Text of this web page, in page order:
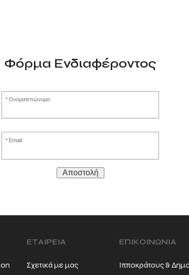
Φόρμα Ενδιαφέροντος
Ονοματεπώνυμο:
Email:
Αποστολή
ΕΤΑΙΡΕΙΑ
Σχετικά με μας
ΕΠΙΚΟΙΝΩΝΙΑ
Ιπποκράτους &